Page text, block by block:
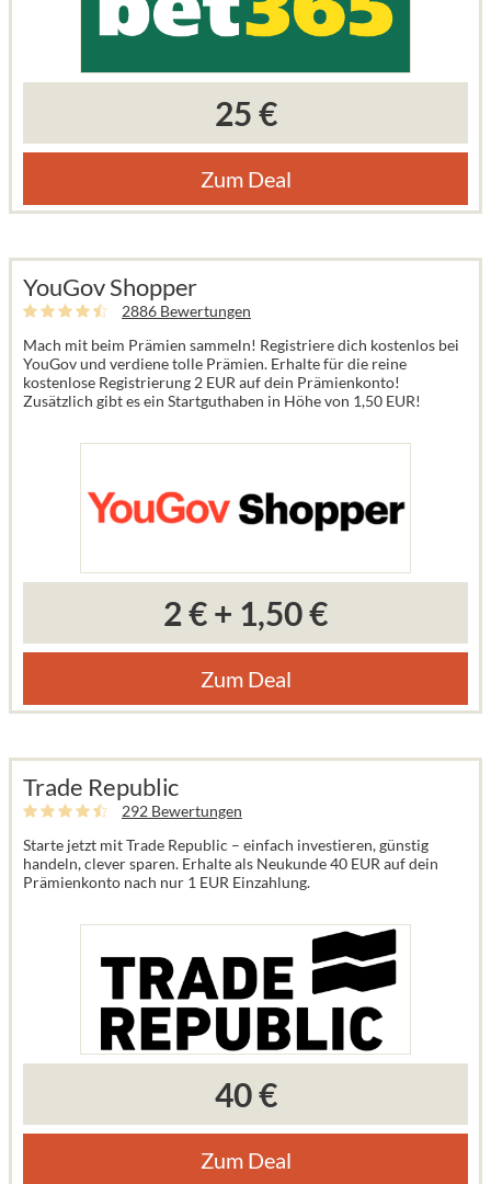
25 €
Zum Deal
YouGov Shopper
2886 Bewertungen
Mach mit beim Prämien sammeln! Registriere dich kostenlos bei
YouGov und verdiene tolle Prämien. Erhalte für die reine
kostenlose Registrierung 2 EUR auf dein Prämienkonto!
Zusätzlich gibt es ein Startguthaben in Höhe von 1,50 EUR!
2 €+ 1,50 €
Zum Deal
Trade Republic
292 Bewertungen
Starte jetzt mit Trade Republic – einfach investieren, günstig
handeln, clever sparen. Erhalte als Neukunde 40 EUR auf dein
Prämienkonto nach nur 1 EUR Einzahlung.
40 €
Zum Deal